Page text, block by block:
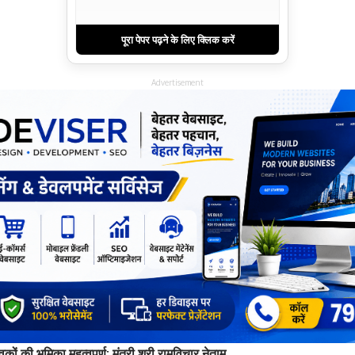
पूरा पेपर पढ़ने के लिए क्लिक करें
Advertisement